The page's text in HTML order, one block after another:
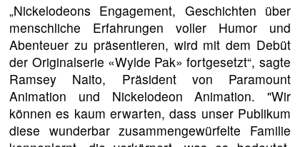
„Nickelodeons Engagement, Geschichten über
menschliche Erfahrungen voller Humor und
Abenteuer zu präsentieren, wird mit dem Debüt
der Originalserie «Wylde Pak» fortgesetzt“, sagte
Ramsey Naito, Präsident von Paramount
Animation und Nickelodeon Animation. "Wir
können es kaum erwarten, dass unser Publikum
diese wunderbar zusammengewürfelte Familie